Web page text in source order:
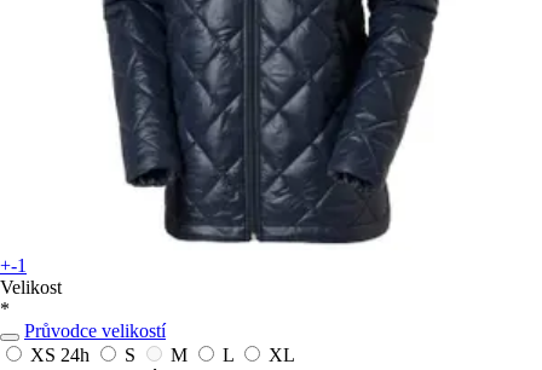
+-1
Velikost
*
Průvodce velikostí
XS 24h S M L
XL